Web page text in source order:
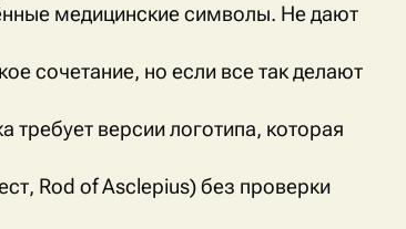
медицинские символы. Не дают
сочетание, но если все так делают
требует версии логотипа, которая
Rod ofAsclepius) без проверки